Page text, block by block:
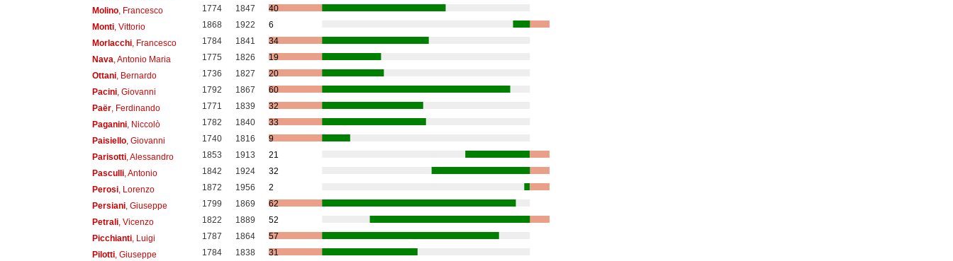
Molino, Francesco 1774 1847
40
Monti, Vittorio 1868 1922
6
Morlacchi, Francesco 1784 1841
34
Nava , Antonio Maria 1775 1826
19
Ottani, Bernardo 1736 1827
20
Pacini, Giovanni 1792 1867
60
Paër, Ferdinando 1771 1839
32
Paganini, Niccolò 1782 1840
33
Paisiello, Giovanni 1740 1816
9
Parisotti, Alessandro 1853 1913
21
Pasculli, Antonio 1842 1924
32
Perosi, Lorenzo 1872 1956
2
Persiani, Giuseppe 1799 1869
62
Petrali, Vicenzo 1822 1889
52
Picchianti, Luigi 1787 1864
57
Pilotti, Giuseppe 1784 1838
31